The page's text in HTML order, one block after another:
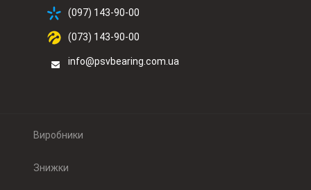
(097) 143-90-00
(073) 143-90-00
info@psvbearing.com.ua
Виробники
Знижки